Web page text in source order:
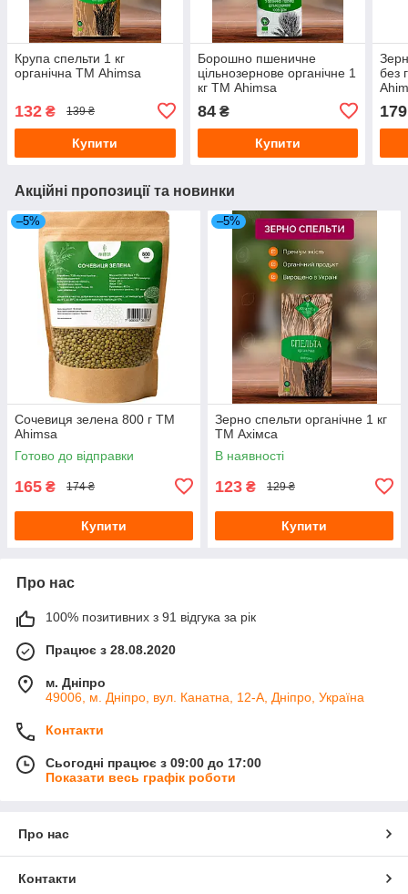
Крупа спельти 1 кг
органічна ТМ Ahimsa
132 ₴ 139 ₴
Купити
Борошно пшеничне
цільнозернове органічне 1
кг ТМ Ahimsa
84₴
Купити
без
179
Акційні пропозиції та новинки
–5%
Сочевиця зелена 800 г TM
Ahimsa
Готово до відправки
165 ₴ 174 ₴
Купити
–5%
Зерно спельти органічне 1 кг
ТМ Ахімса
В наявності
123 ₴ 129 ₴
Купити
Про нас
100% позитивних з 91 відгука за рік
Працює з 28.08.2020
м. Дніпро
49006, м. Дніпро, вул. Канатна, 12-А, Дніпро, Україна
Контакти
Сьогодні працює з 09:00 до 17:00
Показати весь графік роботи
Про нас
Контакти